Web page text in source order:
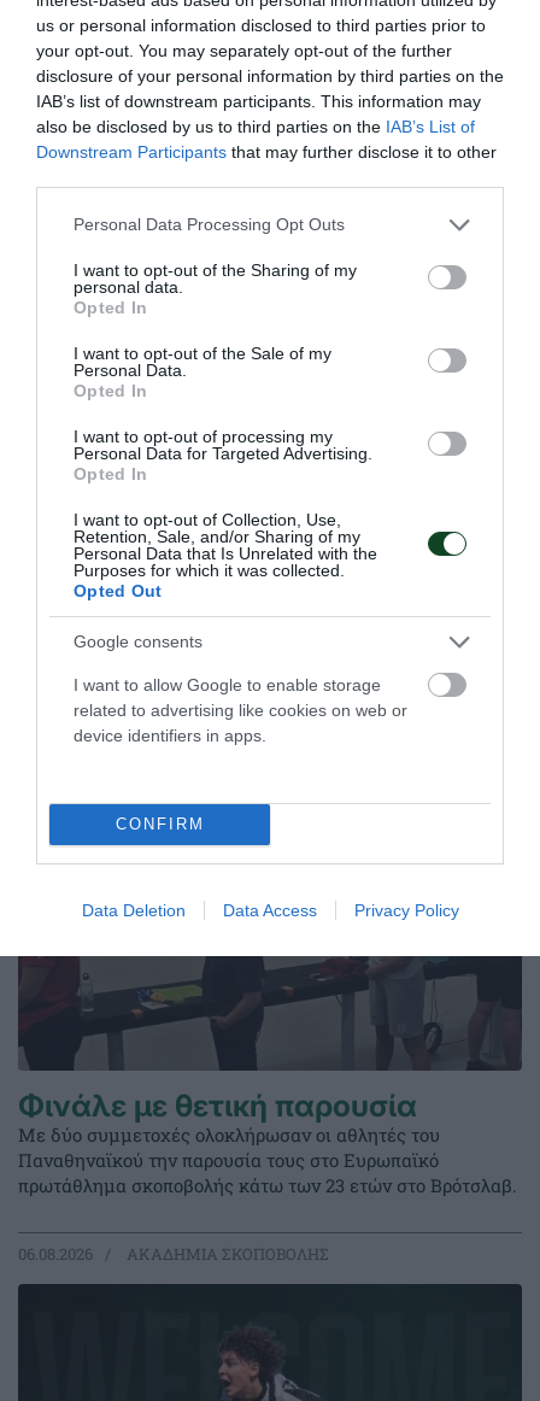
us or personal information disclosed to third parties prior to
your opt-out. You may separately opt-out of the further
disclosure of your personal information by third parties on the
IAB’s list of downstream participants. This information may
also be disclosed by us to third parties on the IAB’s List of
Downstream Participants that may further disclose it to other
Please note that this website/app uses one or more Google
not limited to your visit or usage behaviour. You may click to
grant or deny consent to Google and its third-party tags to
use your data for below specified purposes in below Google
consent section.
Personal Data Processing Opt Outs
I want to opt-out of the Sharing of my
personal data.
Opted In
I want to opt-out of the Sale of my
Personal Data.
Opted In
I want to opt-out of processing my
Personal Data for Targeted Advertising.
Opted In
I want to opt-out of Collection, Use,
Retention, Sale, and/or Sharing of my
Personal Data that Is Unrelated with the
Purposes for which it was collected.
Opted Out
Google consents
I want to allow Google to enable storage
related to advertising like cookies on web or
device identifiers in apps.
CONFIRM
Data Deletion Data Access Privacy Policy
27.07.2026 ΣΤΙΒΟΣ
Παναθηναϊκός!
Ο Σύλλογος πανηγύρισε το 28ο πρωτάθλημα Ελλάδας στον
το «τριφύλλι». Στη δεύτερη θέση κατετάγη η ομάδα
γυναικών.
26.07.2026 ΣΤΙΒΟΣ
ΤΕΛΕΥΤΑΙΑ ΝΕΑ
Φινάλε με θετική παρουσία
Με δύο συμμετοχές ολοκλήρωσαν οι αθλητές του
Παναθηναϊκού την παρουσία τους στο Ευρωπαϊκό
πρωτάθλημα σκοποβολής κάτω των 23 ετών στο Βρότσλαβ.
06.08.2026 ΑΚΑΔΗΜΙΑ ΣΚΟΠΟΒΟΛΗΣ